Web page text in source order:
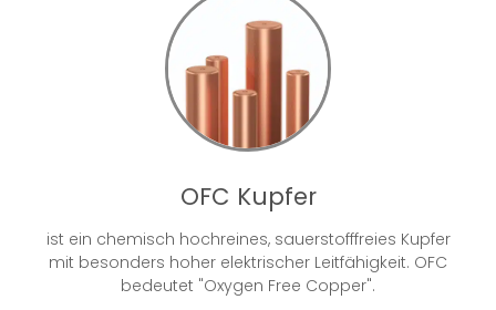
OFC Kupfer
ist ein chemisch hochreines, sauerstofffreies Kupfer
mit besonders hoher elektrischer Leitfähigkeit. OFC
bedeutet "Oxygen Free Copper".